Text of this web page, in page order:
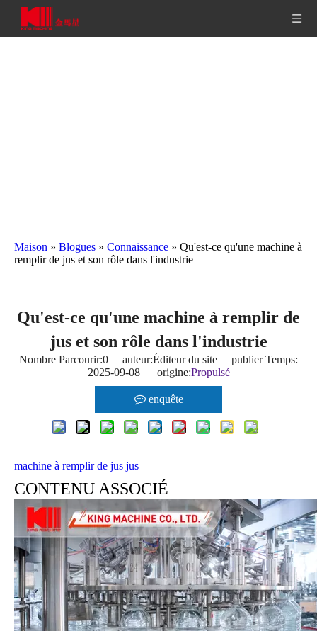
Maison » Blogues » Connaissance » Qu'est-ce qu'une machine à
remplir de jus et son rôle dans l'industrie
Qu'est-ce qu'une machine à remplir de
jus et son rôle dans l'industrie
Nombre Parcourir:0 auteur:Éditeur du site publier Temps:
2025-09-08 origine:Propulsé
enquête
machine à remplir de jus jus
CONTENU ASSOCIÉ